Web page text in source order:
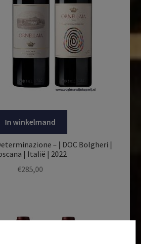
In winkelmand
– | DOC Bolgheri |
| Italië | 2022
€285,00